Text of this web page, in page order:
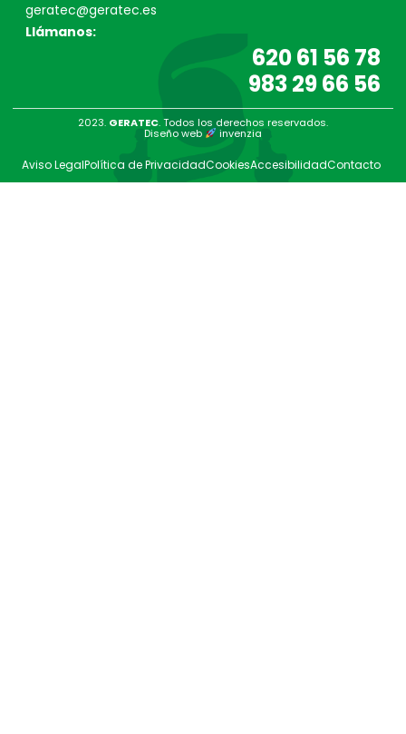
geratec@geratec.es
Llámanos:
620 61 56 78
983 29 66 56
2023. GERATEC. Todos los derechos reservados.
Diseño web invenzia
Aviso LegalPolítica de PrivacidadCookiesAccesibilidadContacto